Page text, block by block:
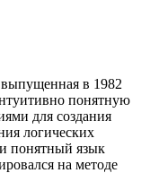
в 1982
понятную
для создания
логических
понятный язык
на методе